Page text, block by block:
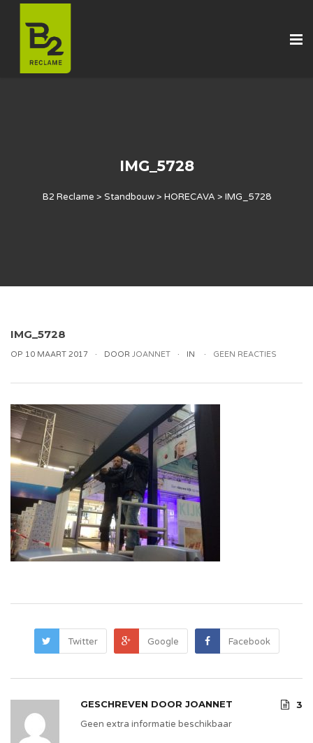
IMG_5728
B2 Reclame > Standbouw> HORECAVA > IMG_5728
IMG_5728
OP 10 MAART 2017 DOOR JOANNET IN GEEN REACTIES
Twitter Google Facebook
GESCHREVEN DOOR JOANNET
3
Geen extra informatie beschikbaar